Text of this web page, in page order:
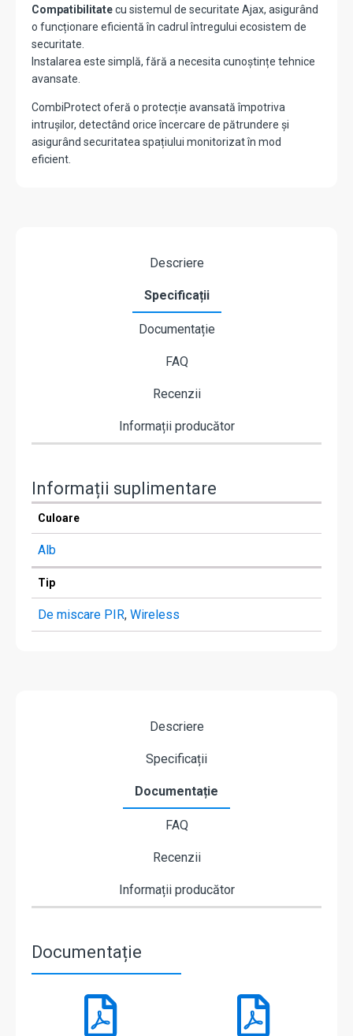
Compatibilitatecu sistemul de securitate Ajax, asigurând
o funcționare eficientă în cadrul întregului ecosistem de
securitate.
Instalarea este simplă, fără a necesita cunoștințe tehnice
avansate.
CombiProtect oferă o protecție avansată împotriva
intrușilor, detectând orice încercare de pătrundere și
asigurând securitatea spațiului monitorizat în mod
eficient.
Descriere
Specificații
Documentație
FAQ
Recenzii
Informații producător
Informații suplimentare
Culoare
Alb
Tip
De miscare PIR, Wireless
Descriere
Specificații
Documentație
FAQ
Recenzii
Informații producător
Documentație